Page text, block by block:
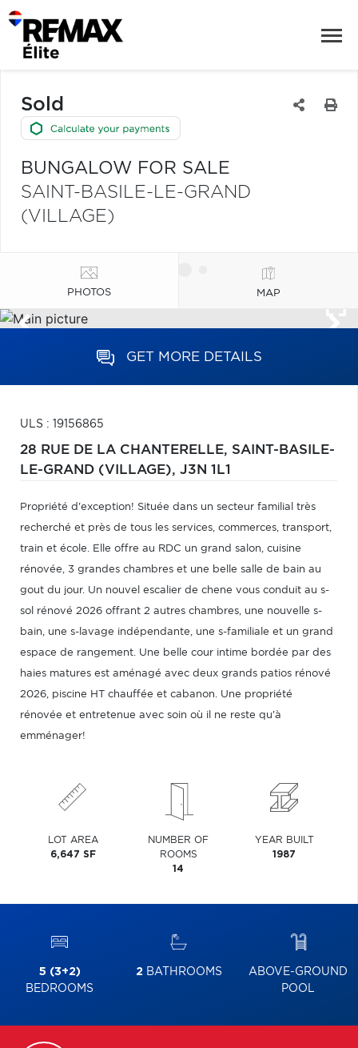
Sold
BUNGALOW FOR SALE
SAINT-BASILE-LE-GRAND
(VILLAGE)
PHOTOS MAP
GET MORE DETAILS
ULS : 19156865
28 RUE DE LA CHANTERELLE, SAINT-BASILE-
LE-GRAND (VILLAGE), J3N 1L1
Propriété d'exception! Située dans un secteur familial très
recherché et près de tous les services, commerces, transport,
train et école. Elle offre au RDC un grand salon, cuisine
rénovée, 3 grandes chambres et une belle salle de bain au
gout du jour. Un nouvel escalier de chene vous conduit au s-
sol rénové 2026 offrant 2 autres chambres, une nouvelle s-
bain, une s-lavage indépendante, une s-familiale et un grand
espace de rangement. Une belle cour intime bordée par des
haies matures est aménagé avec deux grands patios rénové
2026, piscine HT chauffée et cabanon. Une propriété
rénovée et entretenue avec soin où il ne reste qu'à
emménager!
LOT AREA
6,647 SF
NUMBER OF
ROOMS
14
YEAR BUILT
1987
5 (3+2)
BEDROOMS
2BATHROOMS
ABOVE-GROUND
POOL